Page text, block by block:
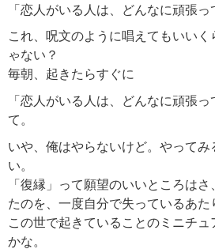
「恋人がいる人は、どんなに頑張っ
これ、呪文のように唱えてもいいく
ゃない？
毎朝、起きたらすぐに
「恋人がいる人は、どんなに頑張
て。
いや、俺はやらないけど。やってみ
い。
「復縁」って願望のいいところは
たのを、一度自分で失っているあた
この世で起きていることのミニチ
かな。